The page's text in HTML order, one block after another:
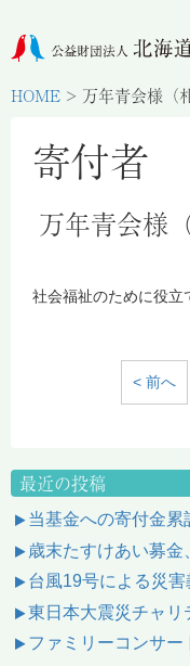
HOME > 万年青会様（
寄付者
万年青会様
社会福祉のために役立
< 前へ
最近の投稿
当基金への寄付金
歳末たすけあい募金
台風19号による災
東日本大震災チャリ
ファミリーコンサ